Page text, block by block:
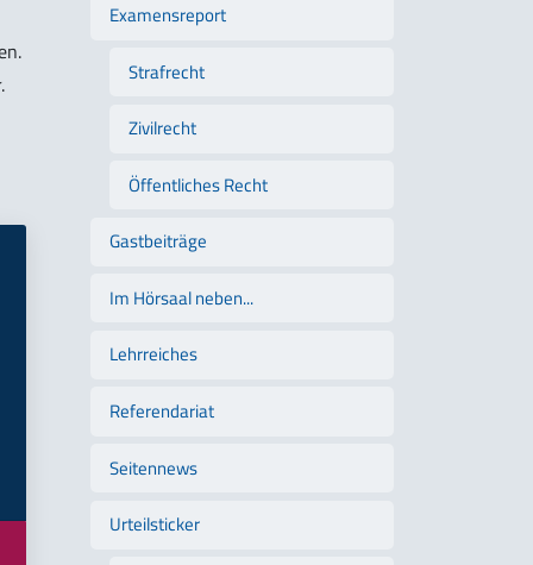
Examensreport
Strafrecht
Zivilrecht
Öffentliches Recht
Gastbeiträge
Im Hörsaal neben...
Lehrreiches
Referendariat
Seitennews
Urteilsticker